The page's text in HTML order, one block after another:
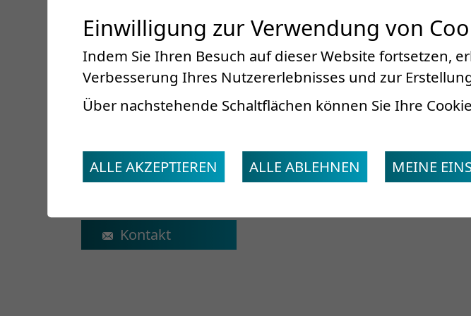
Im Rahmen der Abklärung und Betreuung dieser Patienten greift
Kompetenzen (Pflege, Sozialdienst, Ernährungsberatung,
Kontakt und praktische Informationen
secretariat.ambu@crr-suva.ch
Einwilligung zur Verwendung von
Indem Sie Ihren Besuch auf dieser Website fortsetzen,
Verbesserung Ihres Nutzererlebnisses und zur
Über nachstehende Schaltflächen können Sie Ihre
ALLE AKZEPTIEREN ALLE ABLEHNEN MEINE